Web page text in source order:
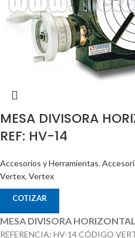
MESA DIVISORA
REF: HV-14
Accesorios y Herramientas,
Vertex, Vertex
COTIZAR
MESA DIVISORA
REFERENCIA: HV-14 CÓDIGO